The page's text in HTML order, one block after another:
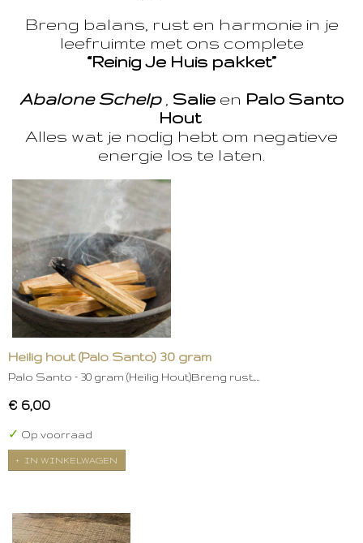
Breng balans, rust en harmonie in je
leefruimte met ons complete
“Reinig Je Huis pakket”
Abalone Schelp, Salie en Palo Santo
Hout
Alles wat je nodig hebt om negatieve
energie los te laten.
Heilig hout (Palo Santo) 30 gram
Palo Santo – 30 gram (Heilig Hout)Breng rust,…
€ 6,00
✓ Op voorraad
IN WINKELWAGEN